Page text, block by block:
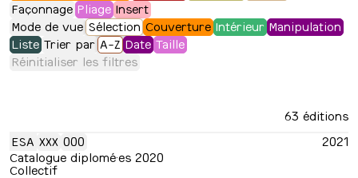
Façonnage Pliage Insert
Mode de vue Sélection Couverture Intérieur Manipulation
Liste Trier par A-Z Date Taille
Réinitialiser les filtres
63 éditions
ESA XXX 000
2021
Catalogue diplomé·es 2020
Collectif